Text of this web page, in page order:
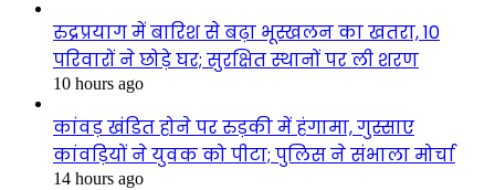
रुद्रप्रयाग में बारिश से बढ़ा भूस्खलन का खतरा, 10
परिवारों ने छोड़े घर; सुरक्षित स्थानों पर ली शरण
10 hours ago
कांवड़ खंडित होने पर रुड़की में हंगामा, गुस्साए
कांवड़ियों ने युवक को पीटा; पुलिस ने संभाला मोर्चा
14 hours ago